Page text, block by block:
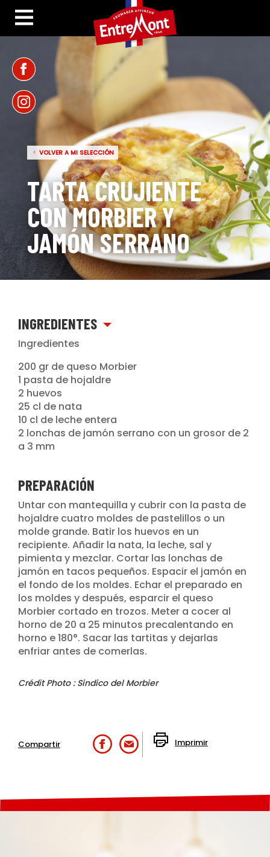
VOLVER A MI SELECCIÓN
TARTA CRUJIENTE
CON MORBIER Y
JAMÓN SERRANO
INGREDIENTES
Ingredientes
200 gr de queso Morbier
1 pasta de hojaldre
2 huevos
25 cl de nata
10 cl de leche entera
2 lonchas de jamón serrano con un grosor de 2
a 3 mm
PREPARACIÓN
Untar con mantequilla y cubrir con la pasta de
hojaldre cuatro moldes de pastelillos o un
molde grande. Batir los huevos en un
recipiente. Añadir la nata, la leche, sal y
pimienta y mezclar. Cortar las lonchas de
jamón en tacos pequeños. Espacir el jamón en
el fondo de los moldes. Echar el preparado en
los moldes y después, esparcir el queso
Morbier cortado en trozos. Meter a cocer al
horno de 20 a 25 minutos precalentando en
horno e 180°. Sacar las tartitas y dejarlas
enfriar antes de comerlas.
Crédit Photo : Sindico del Morbier
Compartir Imprimir